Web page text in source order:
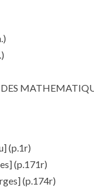
DES
(p.1r)
(p.171r)
(p.174r)